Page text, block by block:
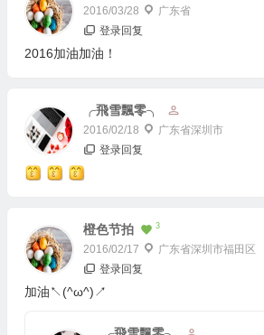
2016/03/28 广东省
登录回复
2016加油加油！
╭飛雪飄零╮
2016/02/18 广东省深圳市
登录回复
橙色节拍 3
2016/02/17 广东省深圳市福田区
登录回复
加油↖(^ω^)↗